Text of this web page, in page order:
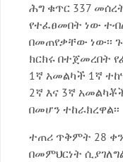
ሕግ ቁጥር 337
የተፈፀመበት ነው
በመጠየቃቸው ነው፡፡
ክርክሩ በተጀመረበት
1ኛ አመልካች 1ኛ
2ኛ እና 3ኛ
በመሆን ተከራክረዋል፡፡
ተጠሪ ጥቅምት 28
በመምህርነት